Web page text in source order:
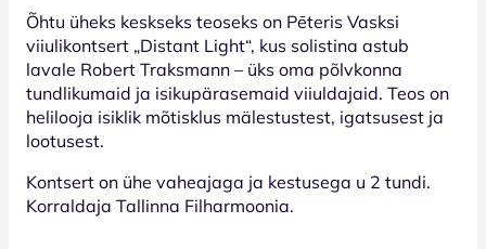
Õhtu üheks keskseks teoseks on Pēteris Vasksi
viiulikontsert „Distant Light“, kus solistina astub
lavale Robert Traksmann – üks oma põlvkonna
tundlikumaid ja isikupärasemaid viiuldajaid. Teos on
helilooja isiklik mõtisklus mälestustest, igatsusest ja
lootusest.
Kontsert on ühe vaheajaga ja kestusega u 2 tundi.
Korraldaja Tallinna Filharmoonia.